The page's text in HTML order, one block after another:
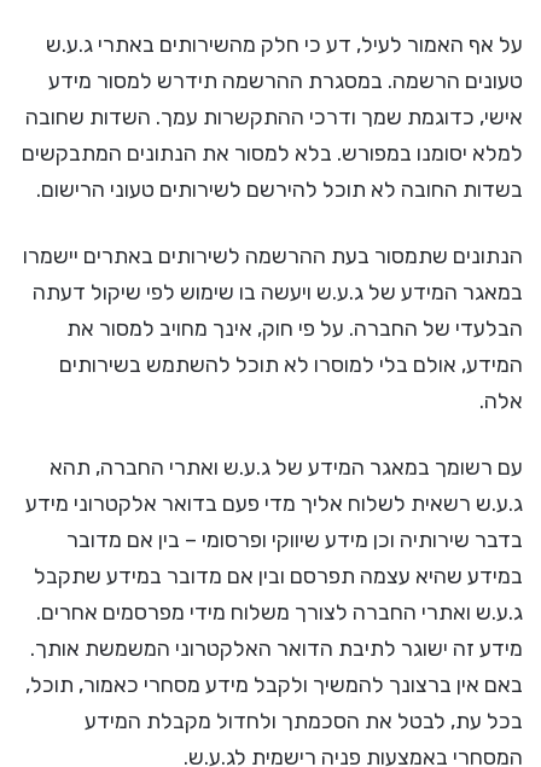
על אף האמור לעיל, דע כי חלק מהשירותים באתרי ג.ע.ש
טעונים הרשמה. במסגרת ההרשמה תידרש למסור מידע
אישי, כדוגמת שמך ודרכי ההתקשרות עמך. השדות שחובה
למלא יסומנו במפורש. בלא למסור את הנתונים המתבקשים
בשדות החובה לא תוכל להירשם לשירותים טעוני הרישום.
הנתונים שתמסור בעת ההרשמה לשירותים באתרים יישמרו
במאגר המידע של ג.ע.ש ויעשה בו שימוש לפי שיקול דעתה
הבלעדי של החברה. על פי חוק, אינך מחויב למסור את
המידע, אולם בלי למוסרו לא תוכל להשתמש בשירותים
אלה.
עם רשומך במאגר המידע של ג.ע.ש ואתרי החברה, תהא
ג.ע.ש רשאית לשלוח אליך מדי פעם בדואר אלקטרוני מידע
בדבר שירותיה וכן מידע שיווקי ופרסומי – בין אם מדובר
במידע שהיא עצמה תפרסם ובין אם מדובר במידע שתקבל
ג.ע.ש ואתרי החברה לצורך משלוח מידי מפרסמים אחרים.
מידע זה ישוגר לתיבת הדואר האלקטרוני המשמשת אותך.
באם אין ברצונך להמשיך ולקבל מידע מסחרי כאמור, תוכל,
בכל עת, לבטל את הסכמתך ולחדול מקבלת המידע
המסחרי באמצעות פניה רישמית לג.ע.ש.